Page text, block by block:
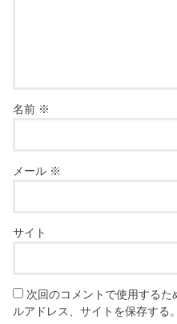
名前 ※
メール ※
サイト
次回のコメントで使用する
ルアドレス、サイトを保存する。